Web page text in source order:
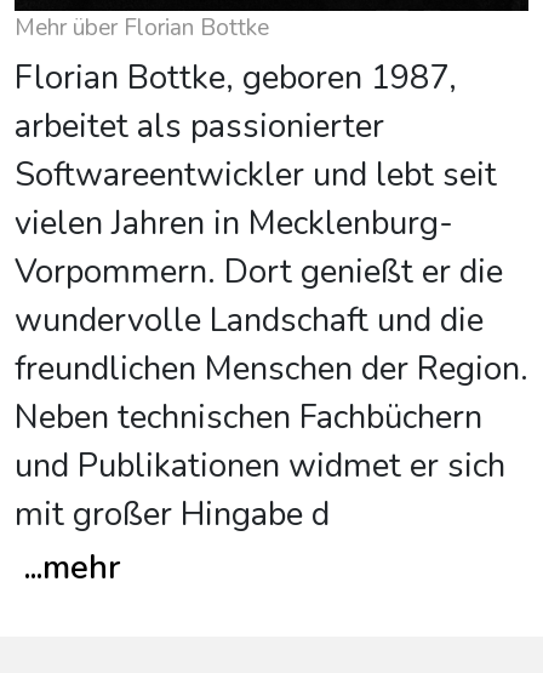
Mehr über Florian Bottke
Florian Bottke, geboren 1987,
arbeitet als passionierter
Softwareentwickler und lebt seit
vielen Jahren in Mecklenburg-
Vorpommern. Dort genießt er die
wundervolle Landschaft und die
freundlichen Menschen der Region.
Neben technischen Fachbüchern
und Publikationen widmet er sich
mit großer Hingabe d
...mehr